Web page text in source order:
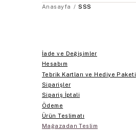
Anasayfa SSS
İade ve Değişimler
Hesabım
Tebrik Kartları ve Hediye Paketi
Siparişler
Sipariş İptali
Ödeme
Ürün Teslimatı
Mağazadan Teslim